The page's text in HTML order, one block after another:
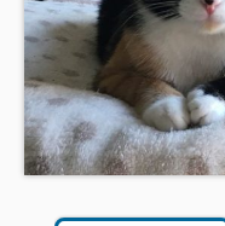
CONTACT
BOUTIQUE
FORUM